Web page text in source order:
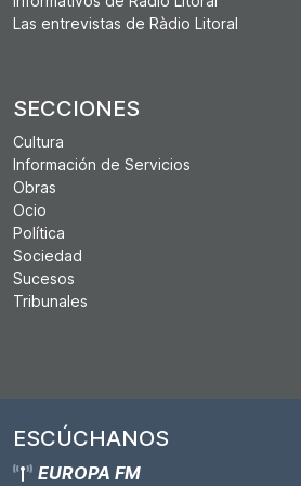
Las entrevistas de Ràdio Litoral
SECCIONES
Cultura
Información de Servicios
Obras
Ocio
Política
Sociedad
Sucesos
Tribunales
ESCÚCHANOS
EUROPA FM